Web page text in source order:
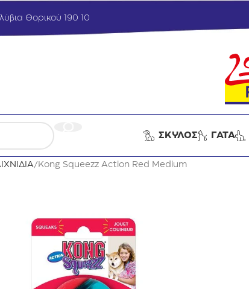
Θορικού 190 10
ΣΚΥΛΟΣ ΓΑΤΑ
Kong Squeezz Action Red Medium